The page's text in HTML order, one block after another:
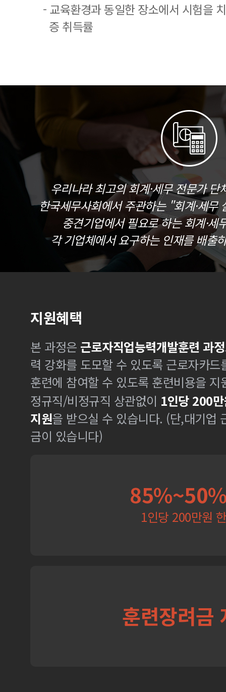
- 교육환경과 동일한 장소에서 시험을
증 취득률
우리나라 최고의 회계·세무 전문가
한국세무사회에서 주관하는 "회계·세무
중견기업에서 필요로 하는 회계·세
각 기업체에서 요구하는 인재를 배출
지원혜택
본 과정은 근로자직업능력개발훈련 과정
력 강화를 도모할 수 있도록 근로자카
훈련에 참여할 수 있도록 훈련비용을 지
정규직/비정규직 상관없이 1인당 200
지원을 받으실 수 있습니다. (단,대기업
금이 있습니다)
1인당 200만원
훈련장려금